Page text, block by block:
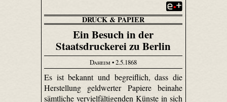
DRUCK & PAPIER
Ein Besuch in der
Staatsdruckerei zu Berlin
Daheim• 2.5.1868
Es ist bekannt und begreiflich, dass die
Herstellung geldwerter Papiere beinahe
sämtliche vervielfältigenden Künste in sich